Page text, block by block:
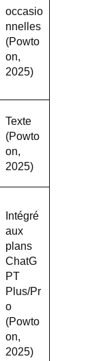
occasio
nnelles
(Powto
on,
2025)
Texte
(Powto
on,
2025)
Intégré
aux
plans
ChatG
PT
Plus/Pr
o
(Powto
on,
2025)